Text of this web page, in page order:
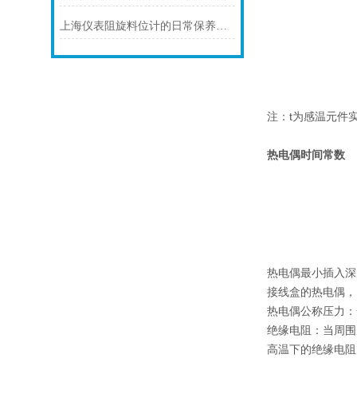
上海仪表阻旋料位计的日常保养注意事项如下
注：t为感温元件
热电偶时间常数
热电偶最小插入
接线盒的热电偶
热电偶公称压力
绝缘电阻：当周
高温下的绝缘电